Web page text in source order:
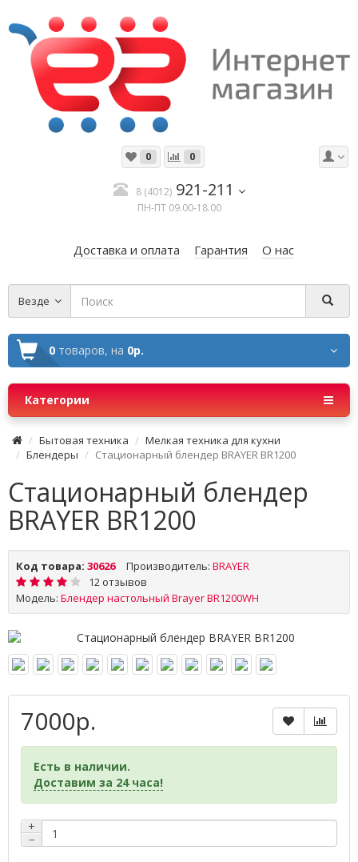
0 0
8 (4012)921-211
ПН-ПТ 09.00-18.00
Доставка и оплата Гарантия О нас
Везде
0 товаров, на 0р.
Категории
Бытовая техника
Мелкая техника для кухни
Блендеры
Стационарный блендер BRAYER BR1200
Стационарный блендер
BRAYER BR1200
Код товара: 30626 Производитель: BRAYER
12 отзывов
Модель: Блендер настольный Brayer BR1200WH
7000р.
Есть в наличии.
Доставим за 24 часа!
+
−